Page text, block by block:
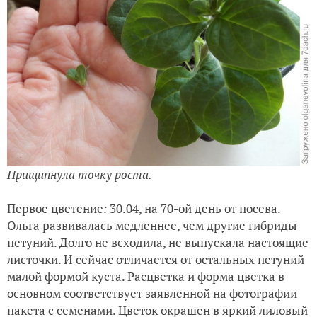
Прищипнула точку роста.
Первое цветение: 30.04, на 70-ой день от посева.
Ольга развивалась медленнее, чем другие гибриды
петуний. Долго не всходила, не выпускала настоящие
листочки. И сейчас отличается от остальных петуний
малой формой куста. Расцветка и форма цветка в
основном соответствует заявленной на фотографии
пакета с семенами. Цветок окрашен в яркий лиловый